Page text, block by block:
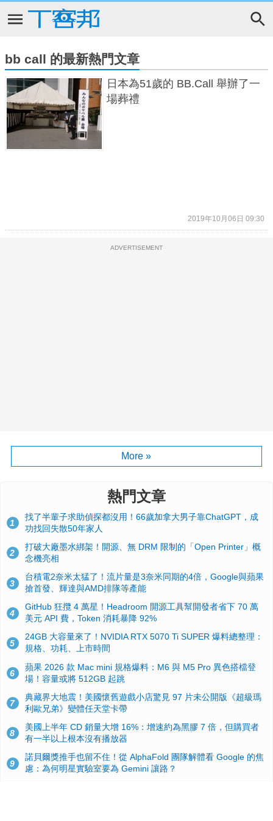
bb call 的最新熱門文章
日本為51歲的 BB.Call 舉辦了一
場葬禮
2019年10月06日 09:30
ADVERTISEMENT
More »
熱門文章
1
找了半輩子求助偵探都沒用！66歲加拿大男子靠ChatGPT，成
功找回失散50年家人
2
打破大廠墨水綁架！開源、無 DRM 限制的「Open Printer」概
念機亮相
3
台積電2奈米太猛了！流片量是3奈米同期的4倍，Google與蘋果
搶首發、輝達與AMD排隊等產能
4
GitHub 狂攬 4 萬星！Headroom 開源工具幫開發者省下 70 萬
美元 API 費，Token 消耗暴降 92%
5
24GB 大容量來了！NVIDIA RTX 5070 Ti SUPER 爆料總整理：
規格、功耗、上市時間
6
蘋果 2026 款 Mac mini 規格爆料：M6 與 M5 Pro 異色搭檔登
場！容量或將 512GB 起跳
7
典藏界大地震！美國懷舊遊戲小店驚見 97 片未公開版《超級瑪
利歐兄弟》變體任天堂卡帶
8
美國上半年 CD 銷量大增 16%：增速約為黑膠 7 倍，但購買者
有一半以上根本沒有播放器
9
諾貝爾獎推手也留不住！從 AlphaFold 團隊解體看 Google 的焦
慮：為何明星實驗室要為 Gemini 讓路？